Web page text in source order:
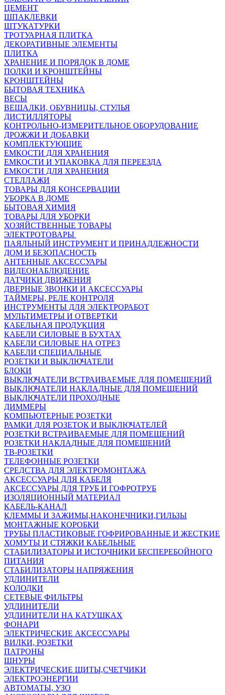
ЦЕМЕНТ
ШПАКЛЕВКИ
ШТУКАТУРКИ
ТРОТУАРНАЯ ПЛИТКА
ДЕКОРАТИВНЫЕ ЭЛЕМЕНТЫ
ПЛИТКА
ХРАНЕНИЕ И ПОРЯДОК В ДОМЕ
ПОЛКИ И КРОНШТЕЙНЫ
КРОНШТЕЙНЫ
БЫТОВАЯ ТЕХНИКА
ВЕСЫ
ВЕШАЛКИ, ОБУВНИЦЫ, СТУЛЬЯ
ДИСТИЛЛЯТОРЫ
КОНТРОЛЬНО-ИЗМЕРИТЕЛЬНОЕ ОБОРУДОВАНИЕ
ДРОЖЖИ И ДОБАВКИ
КОМПЛЕКТУЮЩИЕ
ЕМКОСТИ ДЛЯ ХРАНЕНИЯ
ЕМКОСТИ И УПАКОВКА ДЛЯ ПЕРЕЕЗДА
ЕМКОСТИ ДЛЯ ХРАНЕНИЯ
СТЕЛЛАЖИ
ТОВАРЫ ДЛЯ КОНСЕРВАЦИИ
УБОРКА В ДОМЕ
БЫТОВАЯ ХИМИЯ
ТОВАРЫ ДЛЯ УБОРКИ
ХОЗЯЙСТВЕННЫЕ ТОВАРЫ
ЭЛЕКТРОТОВАРЫ
ПАЯЛЬНЫЙ ИНСТРУМЕНТ И ПРИНАДЛЕЖНОСТИ
ДОМ И БЕЗОПАСНОСТЬ
АНТЕННЫЕ АКСЕССУАРЫ
ВИДЕОНАБЛЮДЕНИЕ
ДАТЧИКИ ДВИЖЕНИЯ
ДВЕРНЫЕ ЗВОНКИ И АКСЕССУАРЫ
ТАЙМЕРЫ, РЕЛЕ КОНТРОЛЯ
ИНСТРУМЕНТЫ ДЛЯ ЭЛЕКТРОРАБОТ
МУЛЬТИМЕТРЫ И ОТВЕРТКИ
КАБЕЛЬНАЯ ПРОДУКЦИЯ
КАБЕЛИ СИЛОВЫЕ В БУХТАХ
КАБЕЛИ СИЛОВЫЕ НА ОТРЕЗ
КАБЕЛИ СПЕЦИАЛЬНЫЕ
РОЗЕТКИ И ВЫКЛЮЧАТЕЛИ
БЛОКИ
ВЫКЛЮЧАТЕЛИ ВСТРАИВАЕМЫЕ ДЛЯ ПОМЕЩЕНИЙ
ВЫКЛЮЧАТЕЛИ НАКЛАДНЫЕ ДЛЯ ПОМЕЩЕНИЙ
ВЫКЛЮЧАТЕЛИ ПРОХОДНЫЕ
ДИММЕРЫ
КОМПЬЮТЕРНЫЕ РОЗЕТКИ
РАМКИ ДЛЯ РОЗЕТОК И ВЫКЛЮЧАТЕЛЕЙ
РОЗЕТКИ ВСТРАИВАЕМЫЕ ДЛЯ ПОМЕЩЕНИЙ
РОЗЕТКИ НАКЛАДНЫЕ ДЛЯ ПОМЕЩЕНИЙ
ТВ-РОЗЕТКИ
ТЕЛЕФОННЫЕ РОЗЕТКИ
СРЕДСТВА ДЛЯ ЭЛЕКТРОМОНТАЖА
АКСЕССУАРЫ ДЛЯ КАБЕЛЯ
АКСЕССУАРЫ ДЛЯ ТРУБ И ГОФРОТРУБ
ИЗОЛЯЦИОННЫЙ МАТЕРИАЛ
КАБЕЛЬ-КАНАЛ
КЛЕММЫ И ЗАЖИМЫ,НАКОНЕЧНИКИ,ГИЛЬЗЫ
МОНТАЖНЫЕ КОРОБКИ
ТРУБЫ ПЛАСТИКОВЫЕ ГОФРИРОВАННЫЕ И ЖЕСТКИЕ
ХОМУТЫ И СТЯЖКИ КАБЕЛЬНЫЕ
СТАБИЛИЗАТОРЫ И ИСТОЧНИКИ БЕСПЕРЕБОЙНОГО
ПИТАНИЯ
СТАБИЛИЗАТОРЫ НАПРЯЖЕНИЯ
УДЛИНИТЕЛИ
КОЛОДКИ
СЕТЕВЫЕ ФИЛЬТРЫ
УДЛИНИТЕЛИ
УДЛИНИТЕЛИ НА КАТУШКАХ
ФОНАРИ
ЭЛЕКТРИЧЕСКИЕ АКСЕССУАРЫ
ВИЛКИ, РОЗЕТКИ
ПАТРОНЫ
ШНУРЫ
ЭЛЕКТРИЧЕСКИЕ ЩИТЫ,СЧЕТЧИКИ
ЭЛЕКТРОЭНЕРГИИ
АВТОМАТЫ, УЗО